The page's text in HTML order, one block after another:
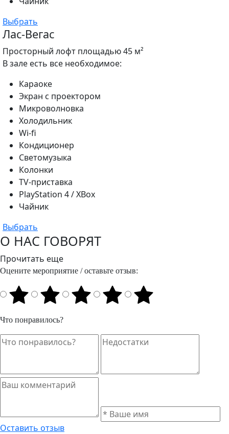
Выбрать
Лас-Вегас
Просторный лофт площадью 45 м²
В зале есть все необходимое:
Караоке
Экран с проектором
Микроволновка
Холодильник
Wi-fi
Кондиционер
Светомузыка
Колонки
TV-приставка
PlayStation 4 / XBox
Чайник
Выбрать
О НАС ГОВОРЯТ
Прочитать еще
Оцените мероприятие / оставьте отзыв:
Что понравилось?
Оставить отзыв